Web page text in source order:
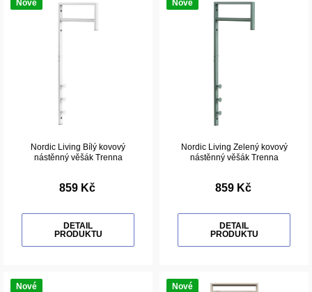
Nové
Nordic Living Bílý kovový
nástěnný věšák Trenna
859 Kč
DETAIL
PRODUKTU
Nové
Nordic Living Zelený kovový
nástěnný věšák Trenna
859 Kč
DETAIL
PRODUKTU
Nové Nové